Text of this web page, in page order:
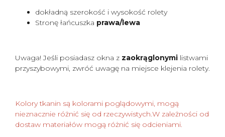
dokładną szerokość i wysokość rolety
Stronę łańcuszka prawa/lewa
Uwaga! Jeśli posiadasz okna z zaokrąglonymi listwami
przyszybowymi, zwróć uwagę na miejsce klejenia rolety.
Kolory tkanin są kolorami poglądowymi, mogą
nieznacznie różnić się od rzeczywistych.W zależności od
dostaw materiałów mogą różnić się odcieniami.